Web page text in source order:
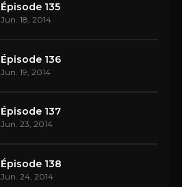
Épisode 135
Jun. 18, 2014
Épisode 136
Jun. 19, 2014
Épisode 137
Jun. 23, 2014
Épisode 138
Jun. 24, 2014